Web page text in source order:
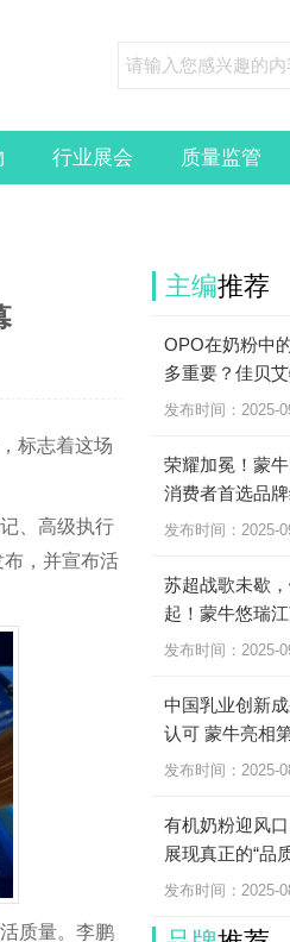
行业展会 质量监管
标志着这场
、高级执行
，并宣布活
质量。李鹏
主编推荐
OPO在奶粉中
多重要？佳贝
案
发布时间：2025-
荣耀加冕！蒙牛
消费者首选品
核引领早餐奶品
发布时间：2025-
苏超战歌未歇
起！蒙牛悠瑞
新风采
发布时间：2025-
中国乳业创新
认可 蒙牛亮相
学大会
发布时间：2025-
有机奶粉迎风
展现真正的“品
发布时间：2025-